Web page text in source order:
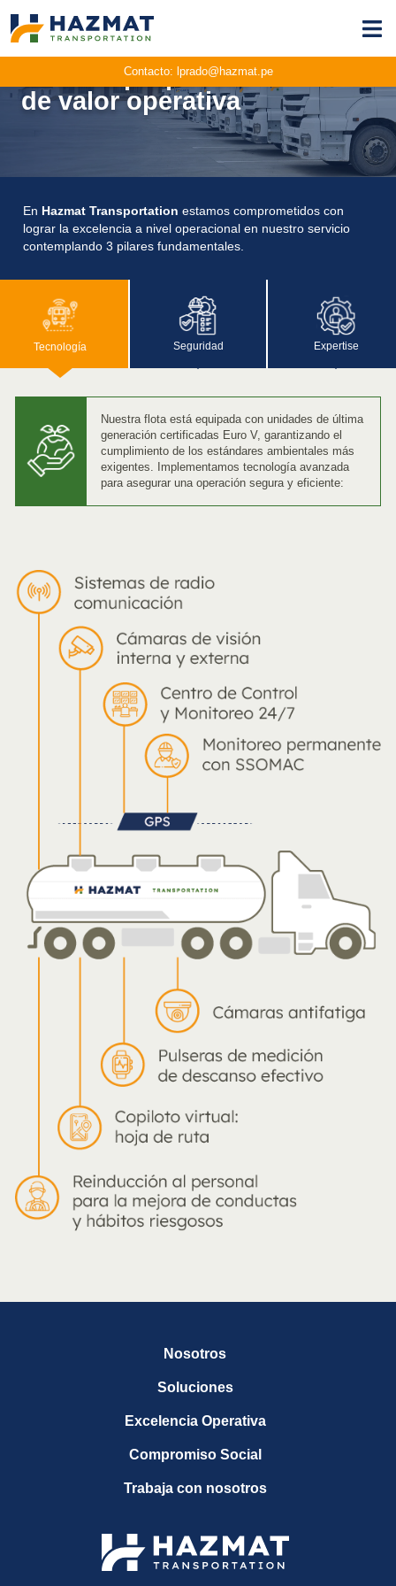
Contacto: lprado@hazmat.pe
Nuestra propuesta
de valor operativa
En Hazmat Transportation estamos comprometidos con
lograr la excelencia a nivel operacional en nuestro servicio
contemplando 3 pilares fundamentales.
Tecnología Seguridad Expertise
Nuestra flota está equipada con unidades de última
generación certificadas Euro V, garantizando el
cumplimiento de los estándares ambientales más
exigentes. Implementamos tecnología avanzada
para asegurar una operación segura y eficiente:
Nosotros
Soluciones
Excelencia Operativa
Compromiso Social
Trabaja con nosotros